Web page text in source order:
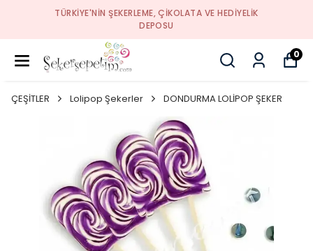
TÜRKIYE'NIN ŞEKERLEME, ÇIKOLATA VE HEDIYELIK
DEPOSU
0
ÇEŞİTLER Lolipop Şekerler DONDURMA LOLİPOP ŞEKER